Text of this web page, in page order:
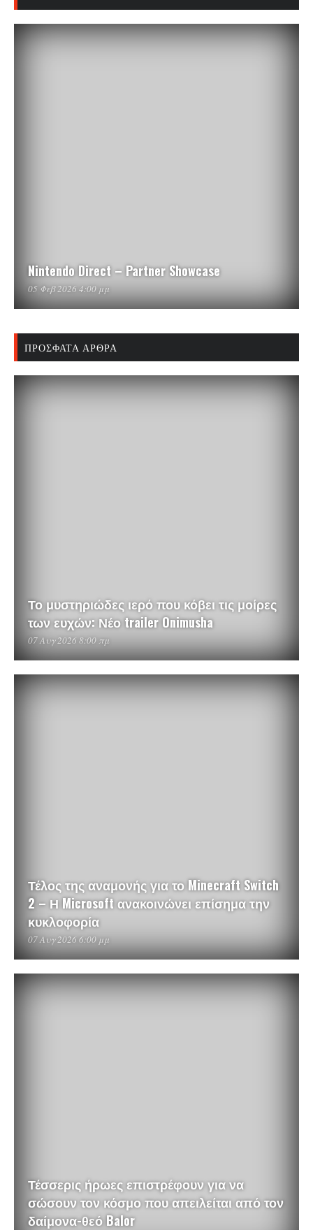
Nintendo Direct – Partner Showcase
05 Φεβ 2026 4:00 μμ
ΠΡΌΣΦΑΤΑ ΆΡΘΡΑ
Το μυστηριώδες ιερό που κόβει τις μοίρες
των ευχών: Νέο trailer Onimusha
07 Αυγ 2026 8:00 πμ
Τέλος της αναμονής για το Minecraft Switch
2 – Η Microsoft ανακοινώνει επίσημα την
κυκλοφορία
07 Αυγ 2026 6:00 μμ
Τέσσερις ήρωες επιστρέφουν για να
σώσουν τον κόσμο που απειλείται από τον
δαίμονα-θεό Balor